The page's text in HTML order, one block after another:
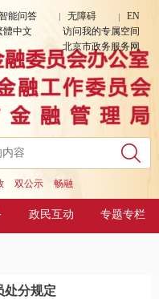
能问答 无障碍
EN
體中文
访问我的专属空间
北京市政务服务网
双公示 畅融
政民互动 专题专栏
处分规定